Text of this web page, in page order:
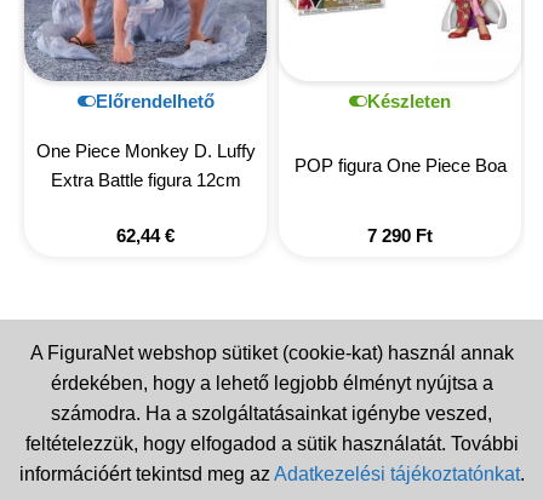
Előrendelhető
One Piece Monkey D. Luffy
Extra Battle figura 12cm
62,44€
Készleten
POP figura One Piece Boa
7 290 Ft
A FiguraNet webshop sütiket (cookie-kat) használ annak
érdekében, hogy a lehető legjobb élményt nyújtsa a
számodra. Ha a szolgáltatásainkat igénybe veszed,
feltételezzük, hogy elfogadod a sütik használatát. További
információért tekintsd meg az Adatkezelési tájékoztatónkat.